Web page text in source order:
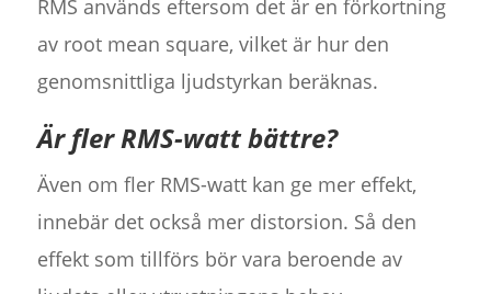
RMS används eftersom det är en förkortning
av root mean square, vilket är hur den
genomsnittliga ljudstyrkan beräknas.
Är fler RMS-watt bättre?
Även om fler RMS-watt kan ge mer effekt,
innebär det också mer distorsion. Så den
effekt som tillförs bör vara beroende av